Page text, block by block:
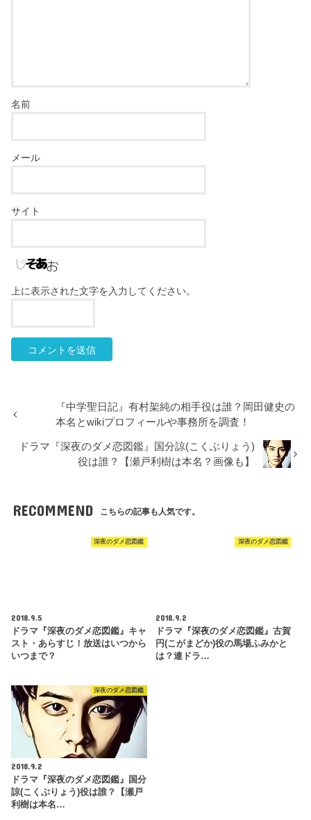
名前
メール
サイト
上に表示された文字を入力してください。
『中学聖日記』有村架純の相手役は誰？岡田健史の
本名とwikiプロフィールや事務所を調査！
ドラマ『深夜のダメ恋図鑑』国分諒(こくぶりょう)
役は誰？【瀬戸利樹は本名？画像も】
RECOMMEND こちらの記事も人気です。
深夜のダメ恋図鑑
2018.9.5
ドラマ『深夜のダメ恋図鑑』キャ
スト・あらすじ！放送はいつから
いつまで？
深夜のダメ恋図鑑
2018.9.2
ドラマ『深夜のダメ恋図鑑』古賀
円(こがまどか)役の馬場ふみかと
は？連ドラ…
深夜のダメ恋図鑑
2018.9.2
ドラマ『深夜のダメ恋図鑑』国分
諒(こくぶりょう)役は誰？【瀬戸
利樹は本名…